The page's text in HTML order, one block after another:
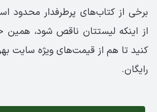
برخی از کتاب‌های پرطرفدار محدود
از اینکه لیستتان ناقص شود، همین
کنید تا هم از قیمت‌های ویژه سایت
رایگان.